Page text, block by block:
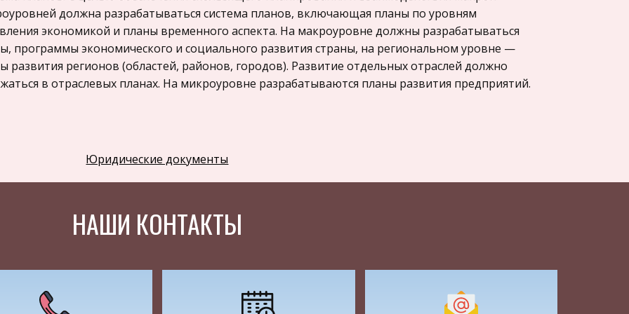
должна разрабатываться система планов, включающая планы по уровням
экономикой и планы временного аспекта. На макроуровне должны разрабатываться
программы экономического и социального развития страны, на региональном уровне —
развития регионов (областей, районов, городов). Развитие отдельных отраслей должно
в отраслевых планах. На микроуровне разрабатываются планы развития предприятий.
период, главные цели, приоритеты, пути и средства их достижения.
должны конкретизироваться основные направления стратегии. Их целесообразно
сроком на 3 — 5 лет.
предприятий, подготовить кадры специалистов. Показатели должны определяться
Юридические документы
НАШИ КОНТАКТЫ